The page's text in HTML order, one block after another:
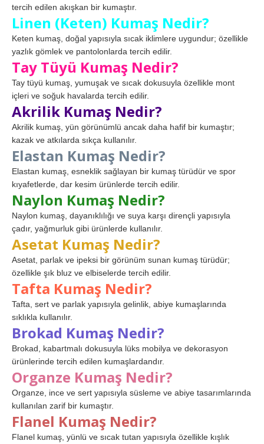
tercih edilen akışkan bir kumaştır.
Linen (Keten) Kumaş Nedir?
Keten kumaş, doğal yapısıyla sıcak iklimlere uygundur; özellikle
yazlık gömlek ve pantolonlarda tercih edilir.
Tay Tüyü Kumaş Nedir?
Tay tüyü kumaş, yumuşak ve sıcak dokusuyla özellikle mont
içleri ve soğuk havalarda tercih edilir.
Akrilik Kumaş Nedir?
Akrilik kumaş, yün görünümlü ancak daha hafif bir kumaştır;
kazak ve atkılarda sıkça kullanılır.
Elastan Kumaş Nedir?
Elastan kumaş, esneklik sağlayan bir kumaş türüdür ve spor
kıyafetlerde, dar kesim ürünlerde tercih edilir.
Naylon Kumaş Nedir?
Naylon kumaş, dayanıklılığı ve suya karşı dirençli yapısıyla
çadır, yağmurluk gibi ürünlerde kullanılır.
Asetat Kumaş Nedir?
Asetat, parlak ve ipeksi bir görünüm sunan kumaş türüdür;
özellikle şık bluz ve elbiselerde tercih edilir.
Tafta Kumaş Nedir?
Tafta, sert ve parlak yapısıyla gelinlik, abiye kumaşlarında
sıklıkla kullanılır.
Brokad Kumaş Nedir?
Brokad, kabartmalı dokusuyla lüks mobilya ve dekorasyon
ürünlerinde tercih edilen kumaşlardandır.
Organze Kumaş Nedir?
Organze, ince ve sert yapısıyla süsleme ve abiye tasarımlarında
kullanılan zarif bir kumaştır.
Flanel Kumaş Nedir?
Flanel kumaş, yünlü ve sıcak tutan yapısıyla özellikle kışlık